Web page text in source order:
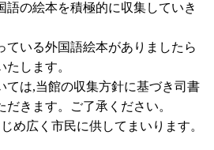
語の絵本を積極的に収集していき
いる外国語絵本がありましたら
します。
は,当館の収集方針に基づき司書
きます。ご了承ください。
め広く市民に供してまいります。